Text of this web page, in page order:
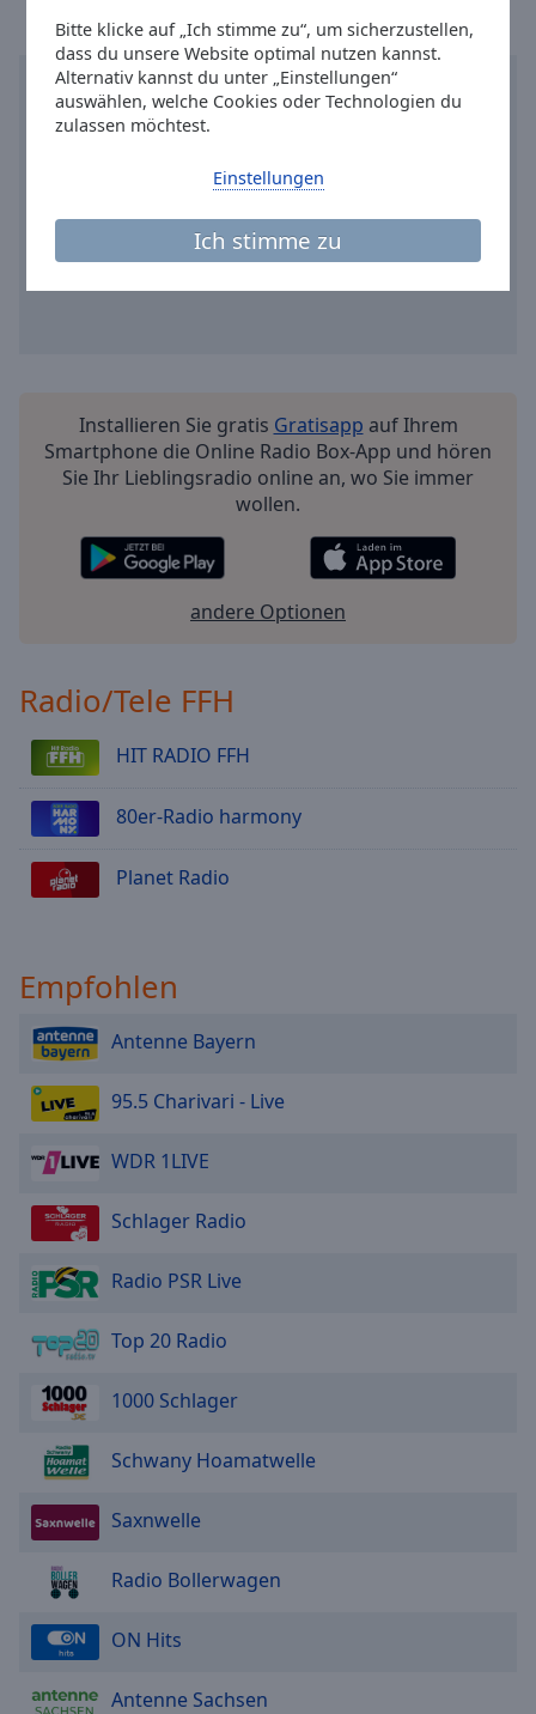
Bitte klicke auf „Ich stimme zu“, um sicherzustellen,
dass du unsere Website optimal nutzen kannst.
Alternativ kannst du unter „Einstellungen“
auswählen, welche Cookies oder Technologien du
zulassen möchtest.
Ich stimme zu
Einstellungen
Installieren Sie gratis Gratisapp auf Ihrem
Smartphone die Online Radio Box-App und hören
Sie Ihr Lieblingsradio online an, wo Sie immer
wollen.
andere Optionen
Radio/Tele FFH
HIT RADIO FFH
80er-Radio harmony
Planet Radio
Empfohlen
Antenne Bayern
95.5 Charivari - Live
WDR 1LIVE
Schlager Radio
Radio PSR Live
Top 20 Radio
1000 Schlager
Schwany Hoamatwelle
Saxnwelle
Radio Bollerwagen
ON Hits
Antenne Sachsen